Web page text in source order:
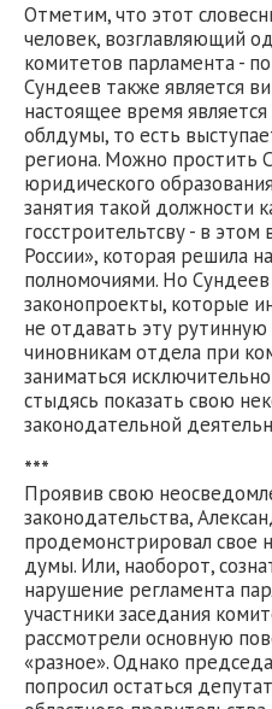
Отметим, что этот
человек, возглавляющий
комитетов парламента -
Сундеев также является
настоящее время
облдумы, то есть
региона. Можно простить
юридического
занятия такой должности
госстроительтсву - в
России», которая решила
полномочиями. Но
законопроекты, которые
не отдавать эту
чиновникам отдела при
заниматься
стыдясь показать свою
законодательной
***
Проявив свою
законодательства,
продемонстрировал свое
думы. Или, наоборот,
нарушение регламента
участники заседания
рассмотрели основную
«разное». Однако
попросил остаться